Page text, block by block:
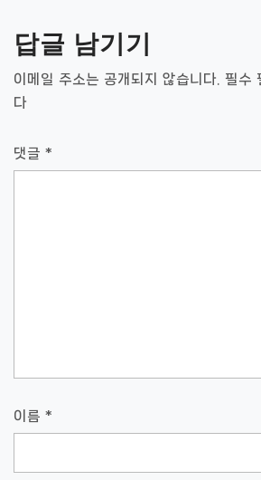
게
이
션
답글 남기기
이메일 주소는 공개되지 않습니다. 필수
다
댓글 *
이름 *